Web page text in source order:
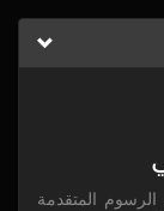
المتقدمة